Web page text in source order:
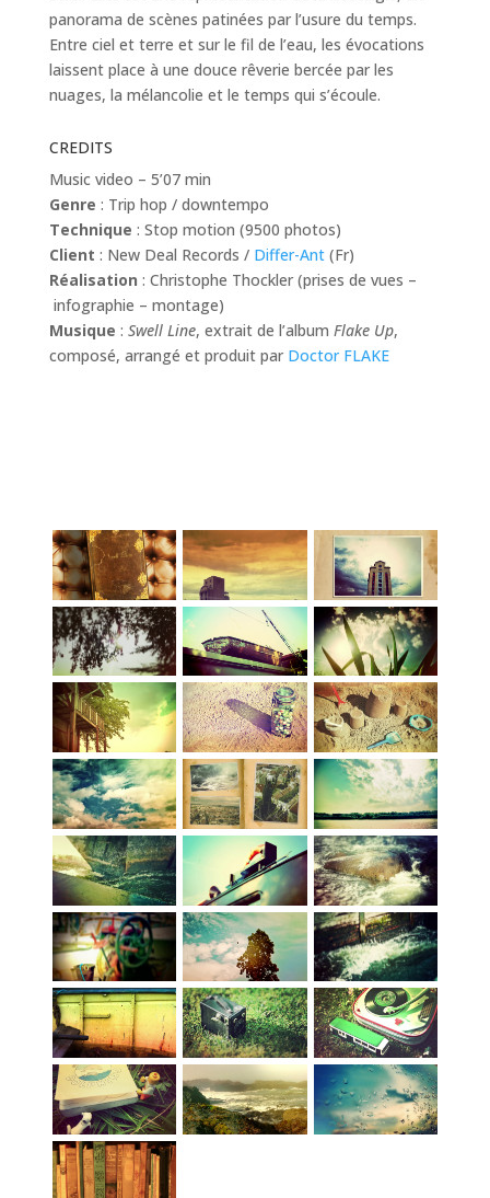
panorama de scènes patinées par l’usure du temps.
Entre ciel et terre et sur le fil de l’eau, les évocations
laissent place à une douce rêverie bercée par les
nuages, la mélancolie et le temps qui s’écoule.
CREDITS
Music video – 5’07 min
Genre : Trip hop / downtempo
Technique : Stop motion (9500 photos)
Client : New Deal Records / Differ-Ant(Fr)
Réalisation : Christophe Thockler (prises de vues –
infographie – montage)
Musique : Swell Line, extrait de l’album Flake Up,
composé, arrangé et produit par Doctor FLAKE